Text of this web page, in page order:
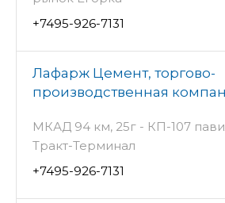
+7495-926-7131
Лафарж Цемент, торгово-
производственная
МКАД 94 км, 25г - КП-107
Тракт-Терминал
+7495-926-7131